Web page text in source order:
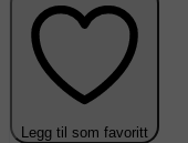
Legg til som favoritt